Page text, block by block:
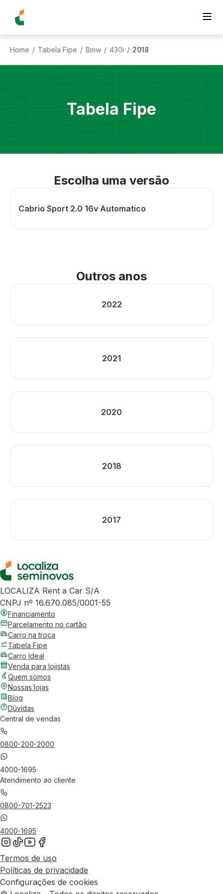
Home / Tabela Fipe / Bmw / 430i / 2018
Tabela Fipe
Escolha uma versão
Cabrio Sport 2.0 16v Automatico
Outros anos
2022
2021
2020
2018
2017
LOCALIZA Rent a Car S/A
CNPJ nº 16.670.085/0001-55
Financiamento
Parcelamento no cartão
Carro na troca
Tabela Fipe
Carro Ideal
Venda para lojistas
Quem somos
Nossas lojas
Blog
Dúvidas
Central de vendas
0800-200-2000
4000-1695
Atendimento ao cliente
0800-701-2523
4000-1695
Termos de uso
Políticas de privacidade
Configurações de cookies